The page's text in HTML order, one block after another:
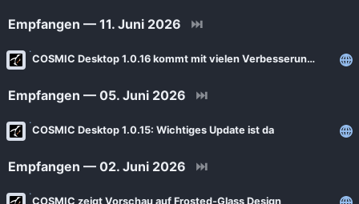
Do-FOSS
Got tty
ITrig
Koflers Blog
Linux Guides
Heise Open Source
Linux-Magazin
LinuxCommunity
Empfangen — 11. Juni 2026 ⏭
COSMIC Desktop 1.0.16 kommt mit vielen Verbesserungen
Empfangen — 05. Juni 2026 ⏭
COSMIC Desktop 1.0.15: Wichtiges Update ist da
Empfangen — 02. Juni 2026 ⏭
COSMIC zeigt Vorschau auf Frosted‑Glass Design